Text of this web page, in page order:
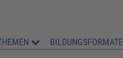
BILDUNGSFORMATE